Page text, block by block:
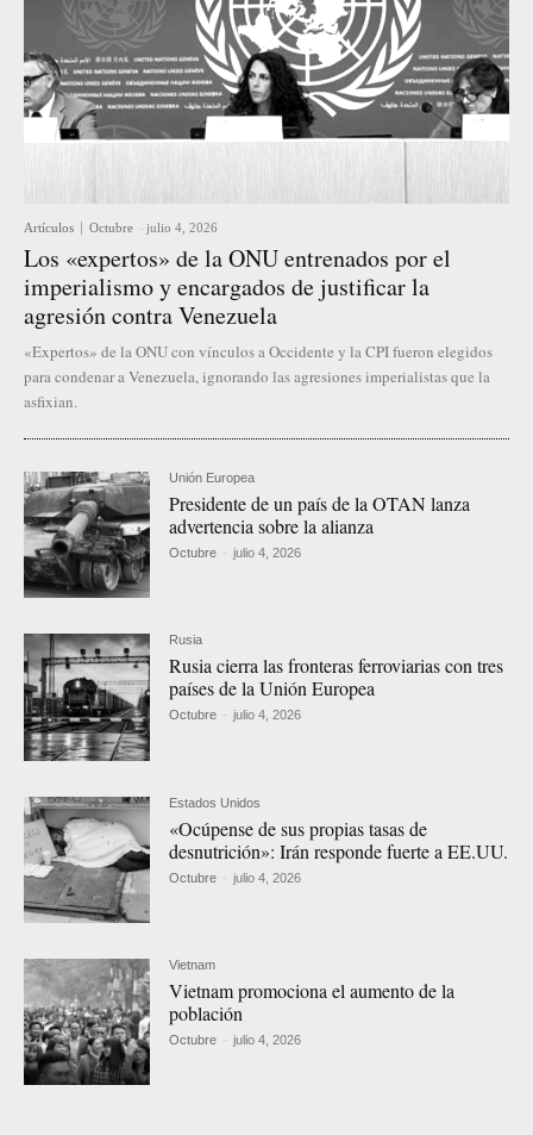
Artículos Octubre - julio 4, 2026
Los «expertos» de la ONU entrenados por el
imperialismo y encargados de justificar la
agresión contra Venezuela
«Expertos» de la ONU con vínculos a Occidente y la CPI fueron elegidos
para condenar a Venezuela, ignorando las agresiones imperialistas que la
asfixian.
Unión Europea
Presidente de un país de la OTAN lanza
advertencia sobre la alianza
Octubre - julio 4, 2026
Rusia
Rusia cierra las fronteras ferroviarias con tres
países de la Unión Europea
Octubre - julio 4, 2026
Estados Unidos
«Ocúpense de sus propias tasas de
desnutrición»: Irán responde fuerte a EE.UU.
Octubre - julio 4, 2026
Vietnam
Vietnam promociona el aumento de la
población
Octubre - julio 4, 2026